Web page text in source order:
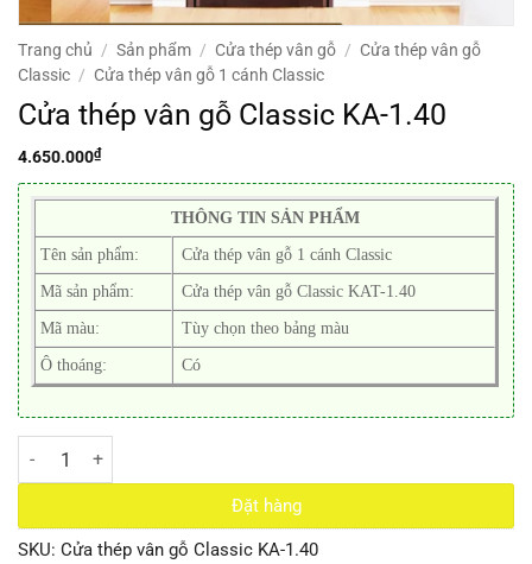
Trang chủ / Sản phẩm / Cửa thép vân gỗ / Cửa thép vân gỗ
Classic / Cửa thép vân gỗ 1 cánh Classic
Cửa thép vân gỗ Classic KA-1.40
4.650.000₫
THÔNG TIN SẢN PHẨM
Tên sản phẩm: Cửa thép vân gỗ 1 cánh Classic
Mã sản phẩm: Cửa thép vân gỗ Classic KAT-1.40
Mã màu: Tùy chọn theo bảng màu
Ô thoáng: Có
Cửa thép vân gỗ Classic KA-1.40 số lượng
Đặt hàng
SKU: Cửa thép vân gỗ Classic KA-1.40